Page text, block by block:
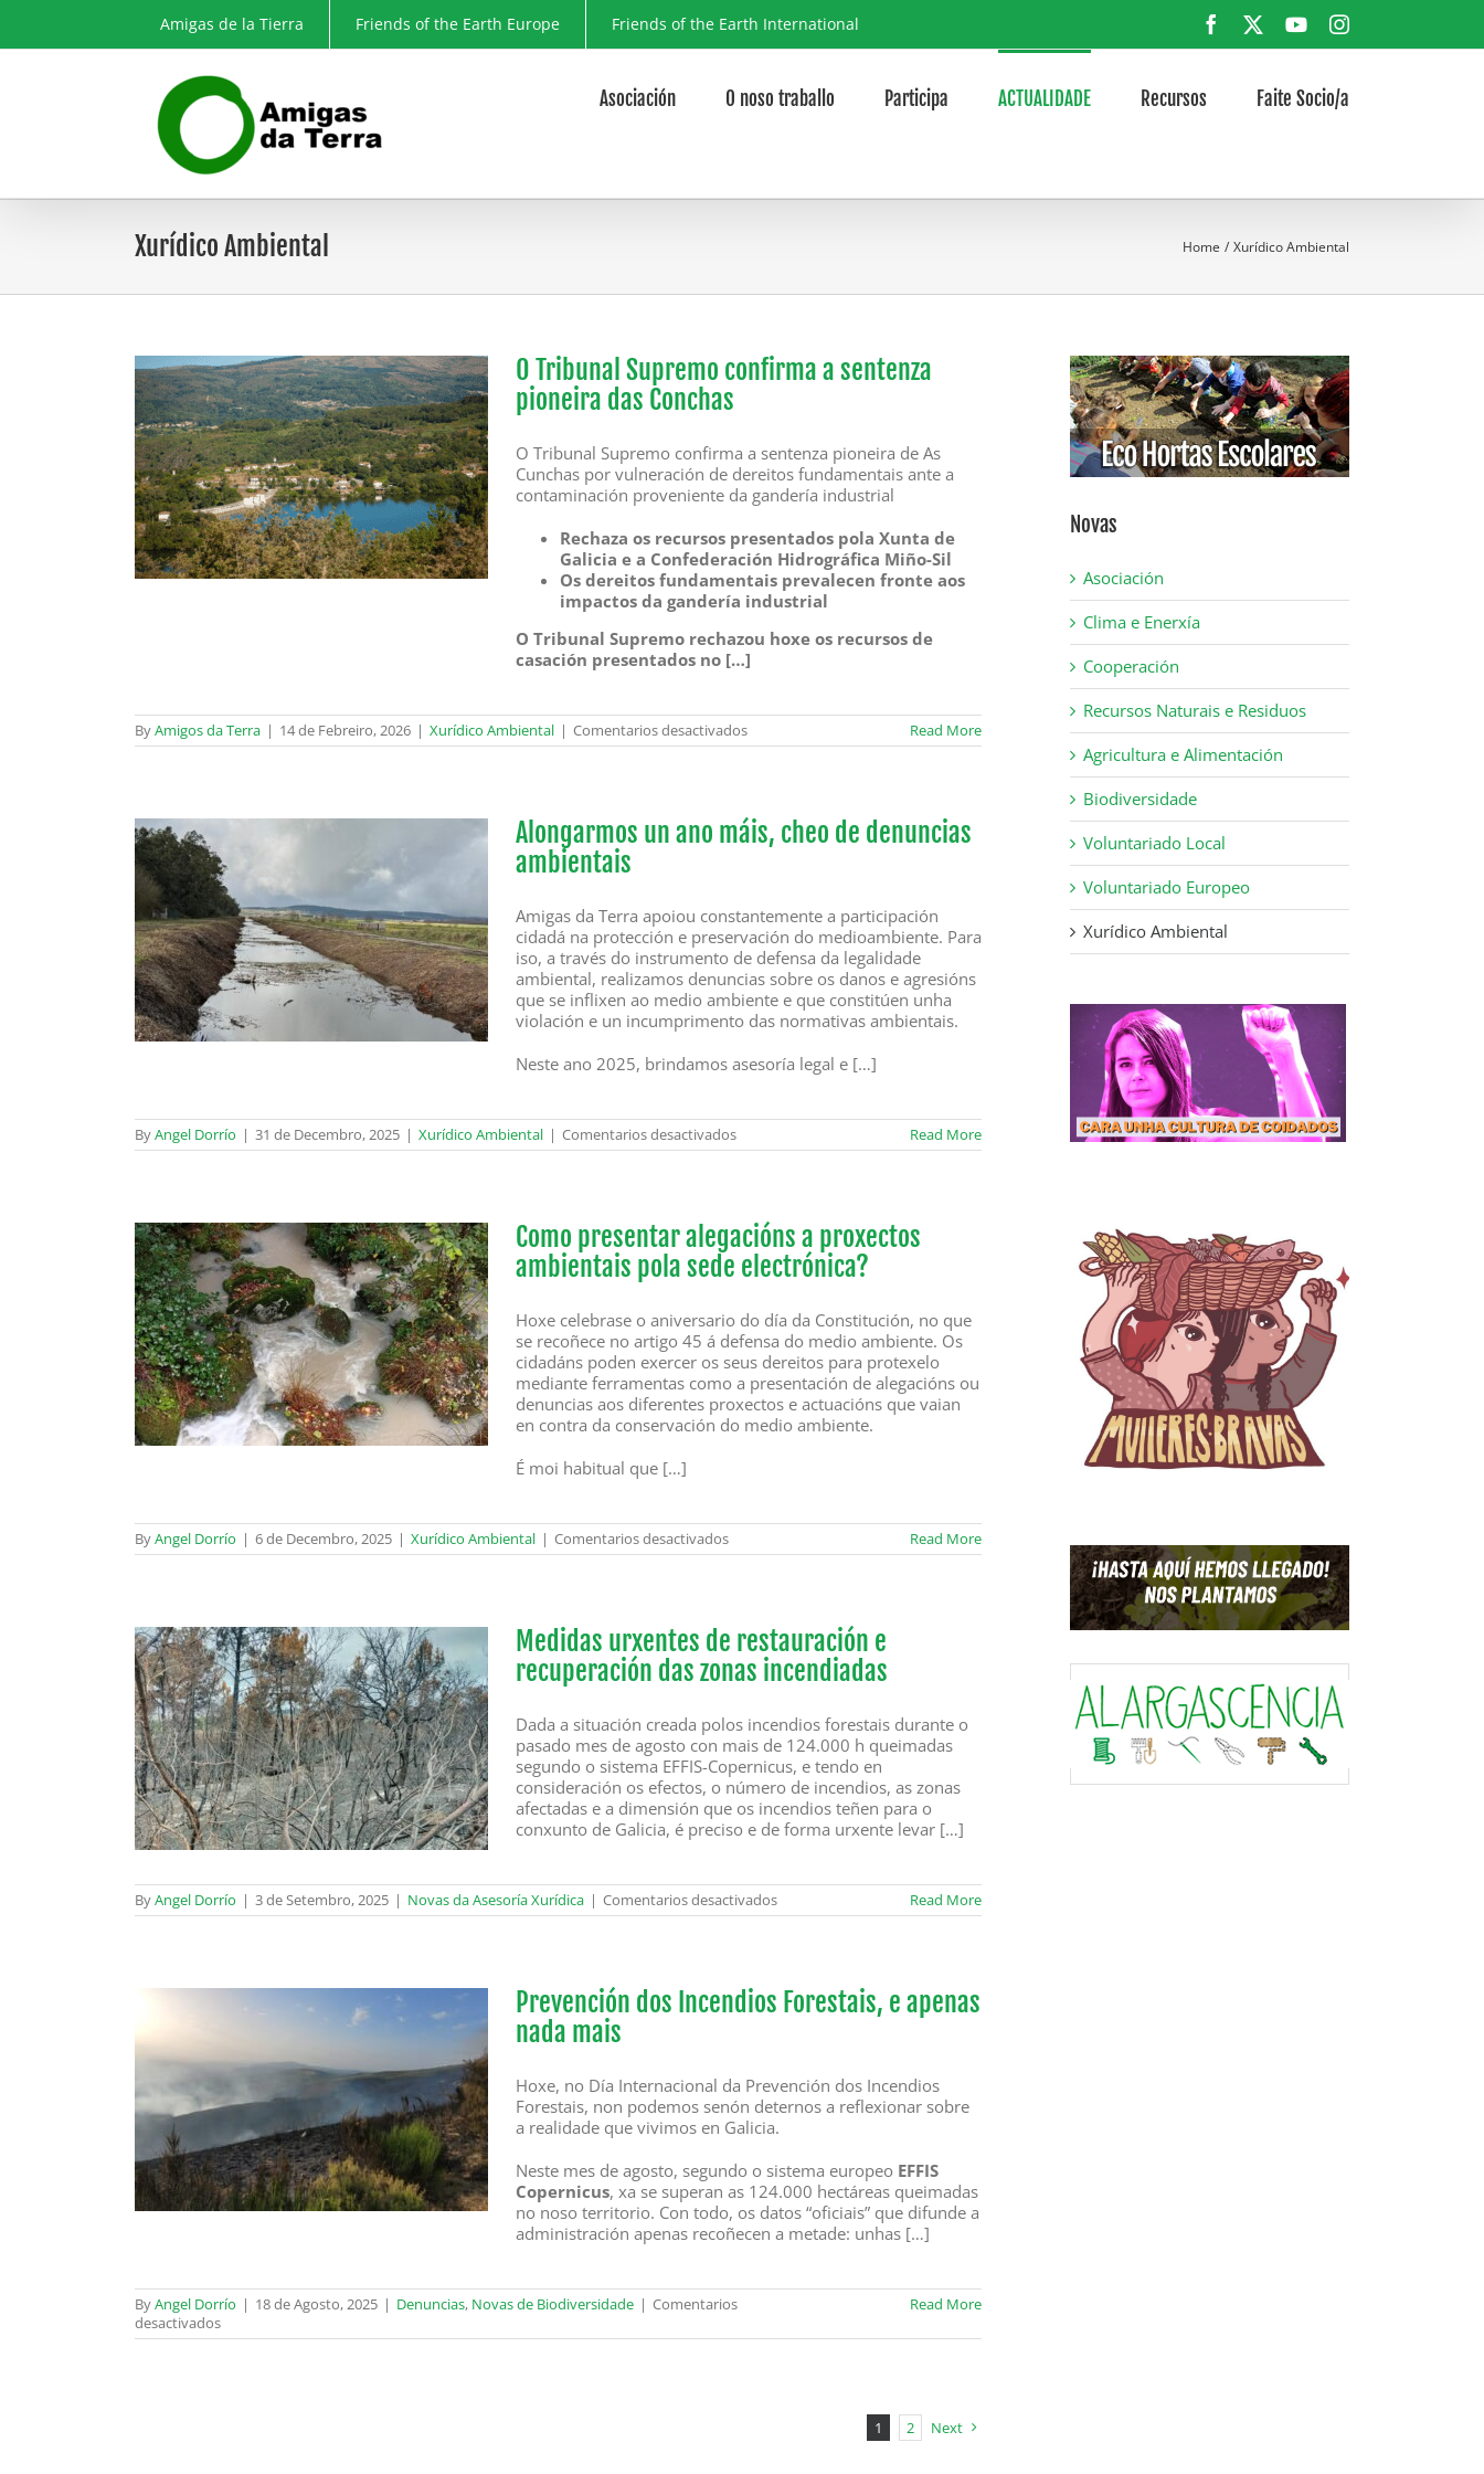
content
Amigas de la Tierra Friends of the Earth Europe Friends of the Earth International Facebook YouTubeInstagram
Asociación O noso traballo Participa ACTUALIDADE Recursos Faite Socio/a
Xurídico Ambiental Home Xurídico Ambiental
O Tribunal Supremo confirma a sentenza
pioneira das Conchas
O Tribunal Supremo confirma a sentenza pioneira de As
Cunchas por vulneración de dereitos fundamentais ante a
contaminación proveniente da gandería industrial
Rechaza os recursos presentados pola Xunta de
Galicia e a Confederación Hidrográfica Miño-Sil
Os dereitos fundamentais prevalecen fronte aos
impactos da gandería industrial
O Tribunal Supremo rechazou hoxe os recursos de
casación presentados no […]
ByAmigos da Terra | 14 de Febreiro, 2026 | Xurídico Ambiental | Comentarios desactivadosen
O
a
sentenza
Read More
Alongarmos un ano máis, cheo de denuncias
ambientais
Amigas da Terra apoiou constantemente a participación
cidadá na protección e preservación do medioambiente. Para
iso, a través do instrumento de defensa da legalidade
ambiental, realizamos denuncias sobre os danos e agresións
que se inflixen ao medio ambiente e que constitúen unha
violación e un incumprimento das normativas ambientais.
Neste ano 2025, brindamos asesoría legal e […]
ByAngel Dorrío | 31 de Decembro, 2025 | Xurídico Ambiental | Comentarios desactivadosen
Alongarmos
cheo
de
denuncias
ambientais
Read More
Como presentar alegacións a proxectos
ambientais pola sede electrónica?
Hoxe celebrase o aniversario do día da Constitución, no que
se recoñece no artigo 45 á defensa do medio ambiente. Os
cidadáns poden exercer os seus dereitos para protexelo
mediante ferramentas como a presentación de alegacións ou
denuncias aos diferentes proxectos e actuacións que vaian
en contra da conservación do medio ambiente.
É moi habitual que […]
ByAngel Dorrío | 6 de Decembro, 2025 | Xurídico Ambiental | Comentarios desactivadosen
Como
proxectos
ambientais
pola
sede
Read More
Medidas urxentes de restauración e
recuperación das zonas incendiadas
Dada a situación creada polos incendios forestais durante o
pasado mes de agosto con mais de 124.000 h queimadas
segundo o sistema EFFIS-Copernicus, e tendo en
consideración os efectos, o número de incendios, as zonas
afectadas e a dimensión que os incendios teñen para o
conxunto de Galicia, é preciso e de forma urxente levar […]
ByAngel Dorrío | 3 de Setembro, 2025 | Novas da Asesoría Xurídica | Comentarios desactivadosen
Medidas
recuperación
Read More
Prevención dos Incendios Forestais, e apenas
nada mais
Hoxe, no Día Internacional da Prevención dos Incendios
Forestais, non podemos senón deternos a reflexionar sobre
a realidade que vivimos en Galicia.
Neste mes de agosto, segundo o sistema europeo EFFIS
Copernicus, xa se superan as 124.000 hectáreas queimadas
no noso territorio. Con todo, os datos “oficiais” que difunde a
administración apenas recoñecen a metade: unhas […]
ByAngel Dorrío | 18 de Agosto, 2025 | Denuncias, Novas de Biodiversidade | Comentarios
desactivadosen
Prevención
Read More
1 2 Next
Novas
Asociación
Clima e Enerxía
Cooperación
Recursos Naturais e Residuos
Agricultura e Alimentación
Biodiversidade
Voluntariado Local
Voluntariado Europeo
Xurídico Ambiental